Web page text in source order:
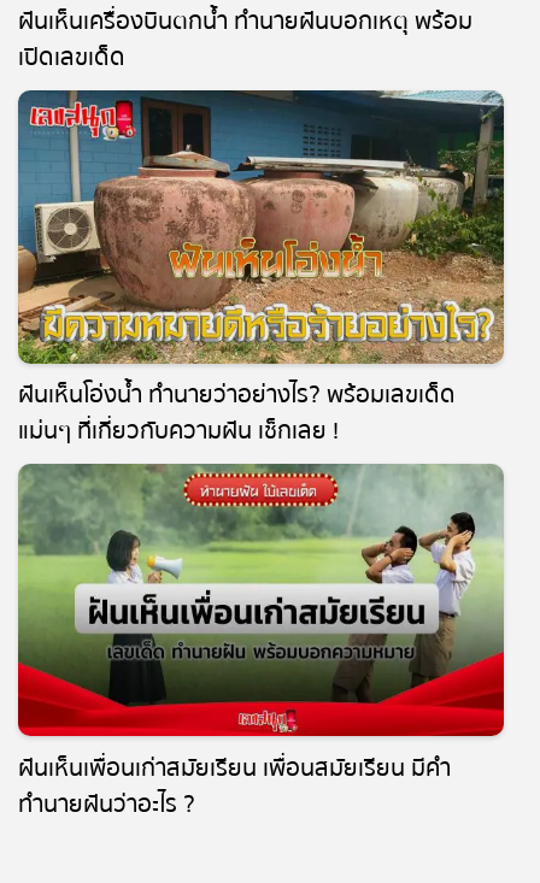
ฝันเห็นเครื่องบินตกน้ำ ทำนายฝันบอกเหตุ พร้อม
เปิดเลขเด็ด
ฝันเห็นโอ่งน้ำ ทำนายว่าอย่างไร? พร้อมเลขเด็ด
แม่นๆ ที่เกี่ยวกับความฝัน เช็กเลย !
ฝันเห็นเพื่อนเก่าสมัยเรียน เพื่อนสมัยเรียน มีคำ
ทำนายฝันว่าอะไร ?